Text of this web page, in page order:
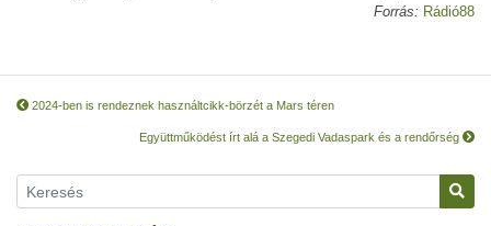
Forrás: Rádió88
2024-ben is rendeznek használtcikk-börzét a Mars téren
Együttműködést írt alá a Szegedi Vadaspark és a rendőrség